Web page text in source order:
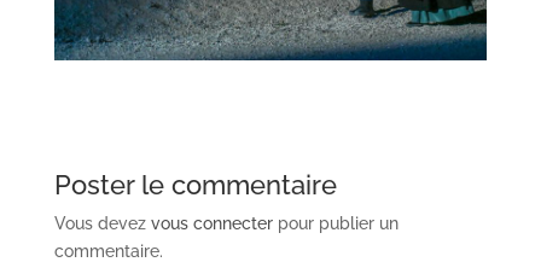
Poster le commentaire
Vous devez vous connecterpour publier un
commentaire.